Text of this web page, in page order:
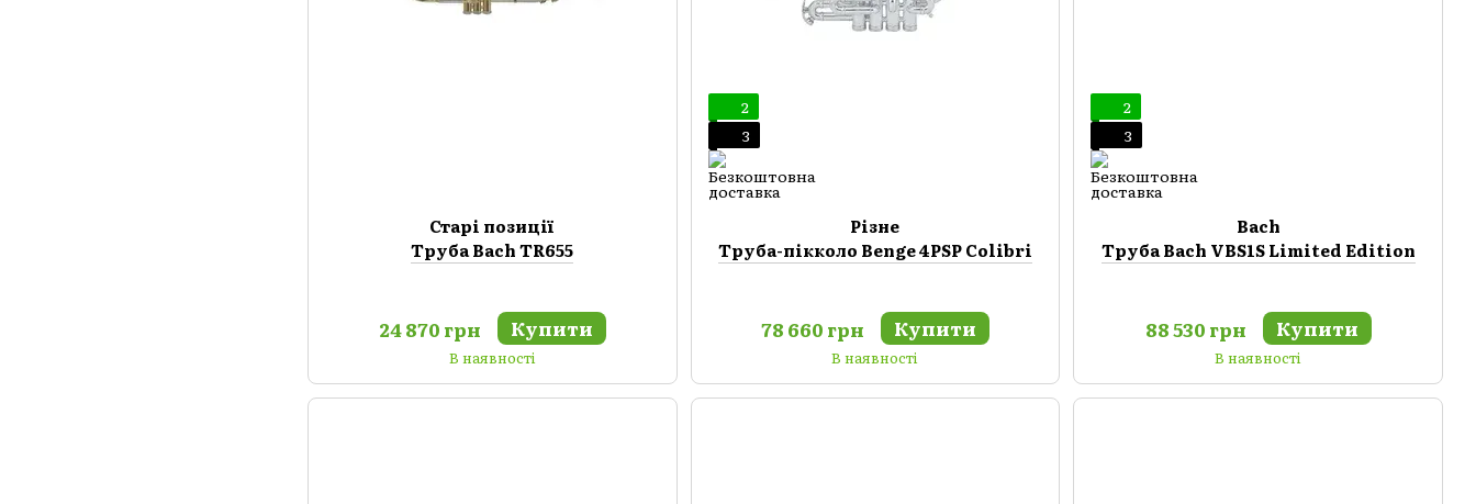
Старі позиції
Труба Bach TR655
24 870 грн Купити
В наявності
2
3
Різне
Труба-пікколо Benge 4PSP Colibri
78 660 грн Купити
В наявності
2
3
Bach
Труба Bach VBS1S Limited Edition
88 530 грн Купити
В наявності